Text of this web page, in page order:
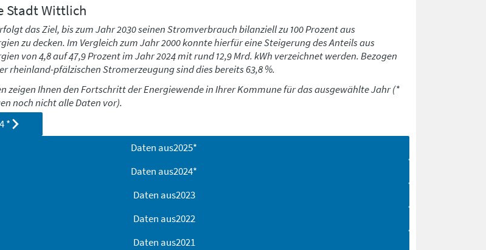
StadtWittlich
das Ziel, bis zum Jahr 2030 seinen Stromverbrauch bilanziell zu 100 Prozent aus
zu decken. Im Vergleich zum Jahr 2000 konnte hierfür eine Steigerung des Anteils aus
von 4,8 auf 47,9 Prozent im Jahr 2024 mit rund 12,9 Mrd. kWh verzeichnet werden. Bezogen
rheinland-pfälzischen Stromerzeugung sind dies bereits 63,8 %.
zeigen Ihnen den Fortschritt der Energiewende in Ihrer Kommune für das ausgewählte Jahr (*
noch nicht alle Daten vor).
*
Daten aus2025*
Daten aus2024*
Daten aus2023
Daten aus2022
Daten aus2021